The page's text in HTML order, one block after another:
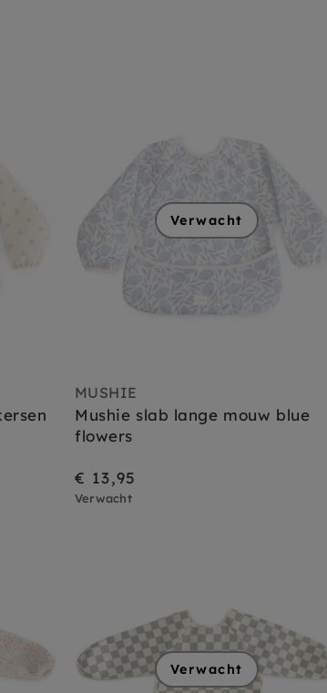
Verwacht
MUSHIE
Mushie slab lange mouw blue
flowers
€ 13,95
Verwacht
Verwacht